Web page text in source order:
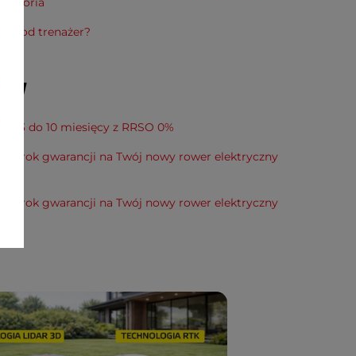
pod trenażer?
3 do 10 miesięcy z RRSO 0%
rok gwarancji na Twój nowy rower elektryczny
rok gwarancji na Twój nowy rower elektryczny